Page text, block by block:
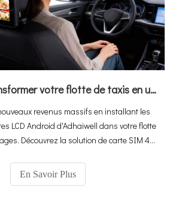
Comment transformer votre flotte de taxis en une source de revenus grâce aux écrans publicitaires LCD Android (Guide ultime 2026)
revenus massifs en installant les
LCD Android d'Adhaiwell dans votre flotte
Découvrez la solution de carte SIM 4G
En Savoir Plus